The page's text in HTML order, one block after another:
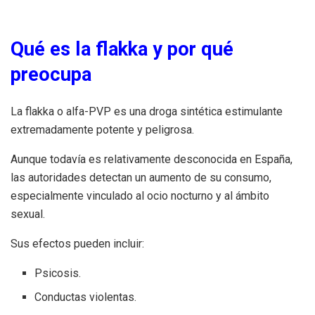
Qué es la flakka y por qué
preocupa
La flakka o alfa-PVP es una droga sintética estimulante
extremadamente potente y peligrosa.
Aunque todavía es relativamente desconocida en España,
las autoridades detectan un aumento de su consumo,
especialmente vinculado al ocio nocturno y al ámbito
sexual.
Sus efectos pueden incluir:
Psicosis.
Conductas violentas.